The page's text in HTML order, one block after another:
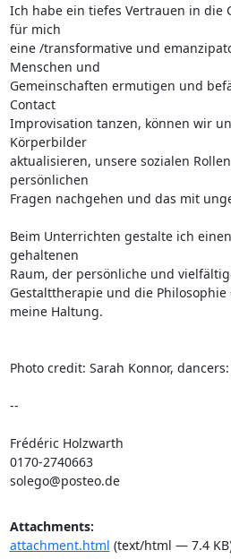
Ich habe ein tiefes Vertrauen in die
für mich
eine /transformative und
Menschen und
Gemeinschaften ermutigen und
Contact
Improvisation tanzen, können wir
Körperbilder
aktualisieren, unsere sozialen
persönlichen
Fragen nachgehen und das mit
Beim Unterrichten gestalte ich
gehaltenen
Raum, der persönliche und
Gestalttherapie und die
meine Haltung.
Photo credit: Sarah Konnor,
--
Frédéric Holzwarth
0170-2740663
solego@posteo.de
Attachments:
attachment.html (text/html — 7.4